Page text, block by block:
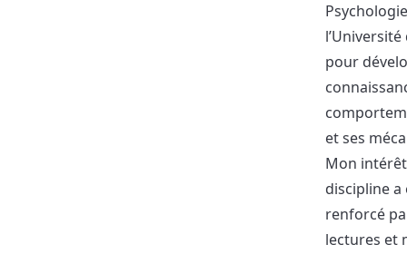
pour
et ses
Mon
discipline a
renforcé
lectures et